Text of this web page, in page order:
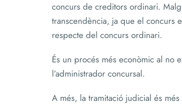
concurs de creditors ordinari.
transcendència, ja que el concurs
respecte del concurs ordinari.
És un procés més econòmic al no
l’administrador concursal.
A més, la tramitació judicial és